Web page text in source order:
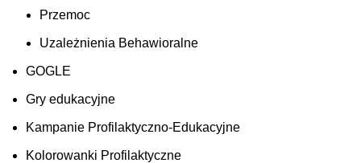
Przemoc
Uzależnienia Behawioralne
GOGLE
Gry edukacyjne
Kampanie Profilaktyczno-Edukacyjne
Kolorowanki Profilaktyczne